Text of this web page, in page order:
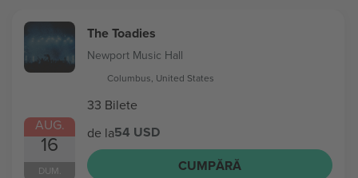
AUG.
16
DUM.
The Toadies
Newport Music Hall
Columbus, United States
33 Bilete
de la54 USD
CUMPĂRĂ